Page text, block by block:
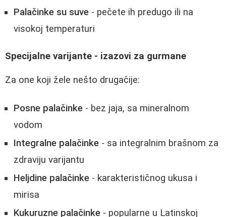
Palačinke su suve - pečete ih predugo ili na
visokoj temperaturi
Specijalne varijante - izazovi za gurmane
Za one koji žele nešto drugačije:
Posne palačinke - bez jaja, sa mineralnom
vodom
Integralne palačinke - sa integralnim brašnom za
zdraviju varijantu
Heljdine palačinke - karakterističnog ukusa i
mirisa
Kukuruzne palačinke - popularne u Latinskoj